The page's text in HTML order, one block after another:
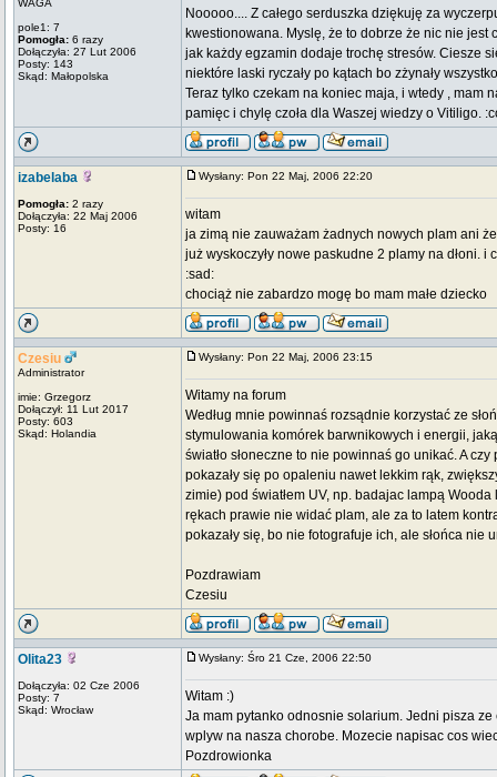
WAGA
pole1: 7
Pomogła: 6 razy
Dołączyła: 27 Lut 2006
Posty: 143
Skąd: Małopolska
Nooooo.... Z całego serduszka dziękuję za
kwestionowana. Myslę, że to dobrze że nic nie jest
jak każdy egzamin dodaje trochę stresów. Ciesze
niektóre laski ryczały po kątach bo zżynały
Teraz tylko czekam na koniec maja, i wtedy , mam
pamięc i chylę czoła dla Waszej wiedzy o Vitiligo.
izabelaba
Pomogła: 2 razy
Dołączyła: 22 Maj 2006
Posty: 16
Wysłany: Pon 22 Maj, 2006 22:20
witam
ja zimą nie zauważam żadnych nowych plam ani
już wyskoczyły nowe paskudne 2 plamy na dłoni.
:sad:
chociąż nie zabardzo mogę bo mam małe dziecko
Czesiu
Administrator
imie: Grzegorz
Dołączył: 11 Lut 2017
Posty: 603
Skąd: Holandia
Wysłany: Pon 22 Maj, 2006 23:15
Witamy na forum
Według mnie powinnaś rozsądnie korzystać ze
stymulowania komórek barwnikowych i energii,
światło słoneczne to nie powinnaś go unikać. A
pokazały się po opaleniu nawet lekkim rąk,
zimie) pod światłem UV, np. badajac lampą
rękach prawie nie widać plam, ale za to latem
pokazały się, bo nie fotografuje ich, ale słońca nie
Pozdrawiam
Czesiu
Olita23
Dołączyła: 02 Cze 2006
Posty: 7
Skąd: Wrocław
Wysłany: Śro 21 Cze, 2006 22:50
Witam :)
Ja mam pytanko odnosnie solarium. Jedni pisza
wplyw na nasza chorobe. Mozecie napisac cos
Pozdrowionka